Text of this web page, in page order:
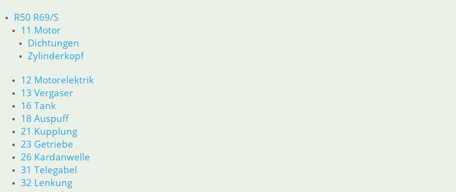
R50 R69/S
11 Motor
Dichtungen
Zylinderkopf
12 Motorelektrik
13 Vergaser
16 Tank
18 Auspuff
21 Kupplung
23 Getriebe
26 Kardanwelle
31 Telegabel
32 Lenkung
Artikelnummer: 1241872
inkl. MwSt.
In den Warenkorb
115,90
Artikelnummer: 1457280
inkl. MwSt.
zzgl.
In den Warenkorb